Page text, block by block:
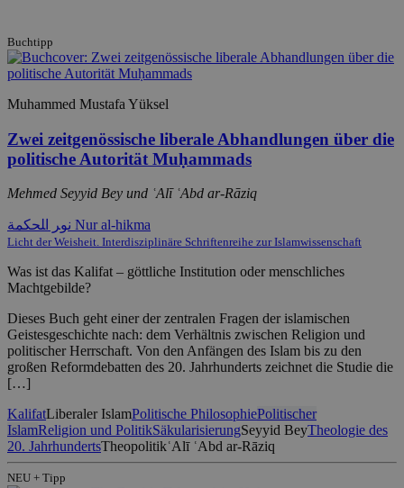
Buchtipp
Muhammed Mustafa Yüksel
Zwei zeitgenössische liberale Abhandlungen über die
politische Autorität Muḥammads
Mehmed Seyyid Bey und ʿAlī ʿAbd ar-Rāziq
ﻧﻮﺮ ﺍﻠﺤﻜﻤﺔ Nur al-hikma
Licht der Weisheit. Interdisziplinäre Schriftenreihe zur Islamwissenschaft
Was ist das Kalifat – göttliche Institution oder menschliches
Machtgebilde?
Dieses Buch geht einer der zentralen Fragen der islamischen
Geistesgeschichte nach: dem Verhältnis zwischen Religion und
politischer Herrschaft. Von den Anfängen des Islam bis zu den
großen Reformdebatten des 20. Jahrhunderts zeichnet die Studie die
[…]
KalifatLiberaler IslamPolitische PhilosophiePolitischer
IslamReligion und PolitikSäkularisierungSeyyid BeyTheologie des
20. JahrhundertsTheopolitikʿAlī ʿAbd ar-Rāziq
NEU + Tipp